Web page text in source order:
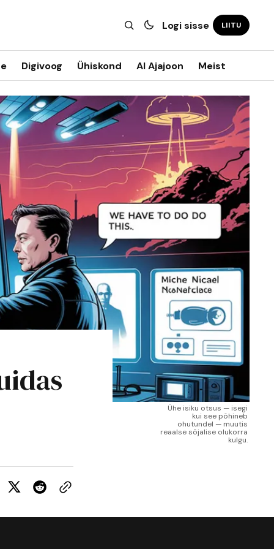
Logi sisse LIITU
Digivoog Ühiskond AI Ajajoon Meist
Ühe isiku otsus — isegi
kui see põhineb
ohutundel — muutis
reaalse sõjalise olukorra
kulgu.